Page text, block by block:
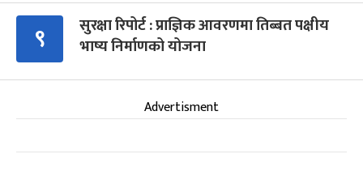
९
सुरक्षा रिपोर्ट : प्राज्ञिक आवरणमा तिब्बत पक्षीय
भाष्य निर्माणको योजना
Advertisment